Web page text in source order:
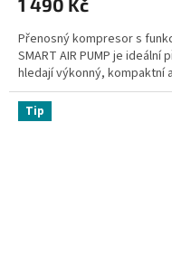
1 490 Kč
Přenosný kompresor s
SMART AIR PUMP je
hledají výkonný, kompaktní
Tip